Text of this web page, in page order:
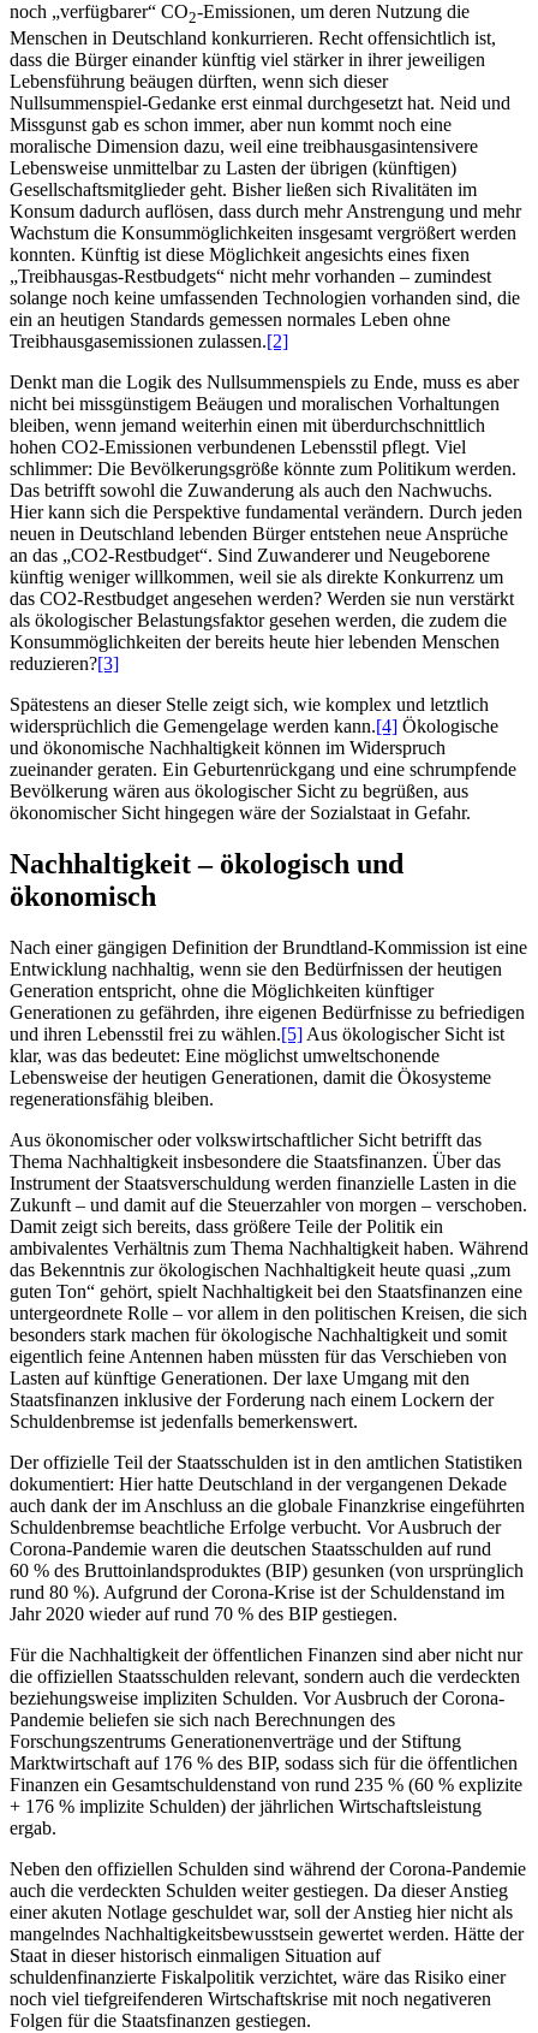
noch „verfügbarer“ CO2-Emissionen, um deren Nutzung die
Menschen in Deutschland konkurrieren. Recht offensichtlich ist,
dass die Bürger einander künftig viel stärker in ihrer jeweiligen
Lebensführung beäugen dürften, wenn sich dieser
Nullsummenspiel-Gedanke erst einmal durchgesetzt hat. Neid und
Missgunst gab es schon immer, aber nun kommt noch eine
moralische Dimension dazu, weil eine treibhausgasintensivere
Lebensweise unmittelbar zu Lasten der übrigen (künftigen)
Gesellschaftsmitglieder geht. Bisher ließen sich Rivalitäten im
Konsum dadurch auflösen, dass durch mehr Anstrengung und mehr
Wachstum die Konsummöglichkeiten insgesamt vergrößert werden
konnten. Künftig ist diese Möglichkeit angesichts eines fixen
„Treibhausgas-Restbudgets“ nicht mehr vorhanden – zumindest
solange noch keine umfassenden Technologien vorhanden sind, die
ein an heutigen Standards gemessen normales Leben ohne
Treibhausgasemissionen zulassen.[2]
Denkt man die Logik des Nullsummenspiels zu Ende, muss es aber
nicht bei missgünstigem Beäugen und moralischen Vorhaltungen
bleiben, wenn jemand weiterhin einen mit überdurchschnittlich
hohen CO2-Emissionen verbundenen Lebensstil pflegt. Viel
schlimmer: Die Bevölkerungsgröße könnte zum Politikum werden.
Das betrifft sowohl die Zuwanderung als auch den Nachwuchs.
Hier kann sich die Perspektive fundamental verändern. Durch jeden
neuen in Deutschland lebenden Bürger entstehen neue Ansprüche
an das „CO2-Restbudget“. Sind Zuwanderer und Neugeborene
künftig weniger willkommen, weil sie als direkte Konkurrenz um
das CO2-Restbudget angesehen werden? Werden sie nun verstärkt
als ökologischer Belastungsfaktor gesehen werden, die zudem die
Konsummöglichkeiten der bereits heute hier lebenden Menschen
reduzieren?[3]
Spätestens an dieser Stelle zeigt sich, wie komplex und letztlich
widersprüchlich die Gemengelage werden kann.[4] Ökologische
und ökonomische Nachhaltigkeit können im Widerspruch
zueinander geraten. Ein Geburtenrückgang und eine schrumpfende
Bevölkerung wären aus ökologischer Sicht zu begrüßen, aus
ökonomischer Sicht hingegen wäre der Sozialstaat in Gefahr.
Nachhaltigkeit – ökologisch und
ökonomisch
Nach einer gängigen Definition der Brundtland-Kommission ist eine
Entwicklung nachhaltig, wenn sie den Bedürfnissen der heutigen
Generation entspricht, ohne die Möglichkeiten künftiger
Generationen zu gefährden, ihre eigenen Bedürfnisse zu befriedigen
und ihren Lebensstil frei zu wählen.[5] Aus ökologischer Sicht ist
klar, was das bedeutet: Eine möglichst umweltschonende
Lebensweise der heutigen Generationen, damit die Ökosysteme
regenerationsfähig bleiben.
Aus ökonomischer oder volkswirtschaftlicher Sicht betrifft das
Thema Nachhaltigkeit insbesondere die Staatsfinanzen. Über das
Instrument der Staatsverschuldung werden finanzielle Lasten in die
Zukunft – und damit auf die Steuerzahler von morgen – verschoben.
Damit zeigt sich bereits, dass größere Teile der Politik ein
ambivalentes Verhältnis zum Thema Nachhaltigkeit haben. Während
das Bekenntnis zur ökologischen Nachhaltigkeit heute quasi „zum
guten Ton“ gehört, spielt Nachhaltigkeit bei den Staatsfinanzen eine
untergeordnete Rolle – vor allem in den politischen Kreisen, die sich
besonders stark machen für ökologische Nachhaltigkeit und somit
eigentlich feine Antennen haben müssten für das Verschieben von
Lasten auf künftige Generationen. Der laxe Umgang mit den
Staatsfinanzen inklusive der Forderung nach einem Lockern der
Schuldenbremse ist jedenfalls bemerkenswert.
Der offizielle Teil der Staatsschulden ist in den amtlichen Statistiken
dokumentiert: Hier hatte Deutschland in der vergangenen Dekade
auch dank der im Anschluss an die globale Finanzkrise eingeführten
Schuldenbremse beachtliche Erfolge verbucht. Vor Ausbruch der
Corona-Pandemie waren die deutschen Staatsschulden auf rund
60 % des Bruttoinlandsproduktes (BIP) gesunken (von ursprünglich
rund 80 %). Aufgrund der Corona-Krise ist der Schuldenstand im
Jahr 2020 wieder auf rund 70 % des BIP gestiegen.
Für die Nachhaltigkeit der öffentlichen Finanzen sind aber nicht nur
die offiziellen Staatsschulden relevant, sondern auch die verdeckten
beziehungsweise impliziten Schulden. Vor Ausbruch der Corona-
Pandemie beliefen sie sich nach Berechnungen des
Forschungszentrums Generationenverträge und der Stiftung
Marktwirtschaft auf 176 % des BIP, sodass sich für die öffentlichen
Finanzen ein Gesamtschuldenstand von rund 235 % (60 % explizite
+ 176 % implizite Schulden) der jährlichen Wirtschaftsleistung
ergab.
Neben den offiziellen Schulden sind während der Corona-Pandemie
auch die verdeckten Schulden weiter gestiegen. Da dieser Anstieg
einer akuten Notlage geschuldet war, soll der Anstieg hier nicht als
mangelndes Nachhaltigkeitsbewusstsein gewertet werden. Hätte der
Staat in dieser historisch einmaligen Situation auf
schuldenfinanzierte Fiskalpolitik verzichtet, wäre das Risiko einer
noch viel tiefgreifenderen Wirtschaftskrise mit noch negativeren
Folgen für die Staatsfinanzen gestiegen.